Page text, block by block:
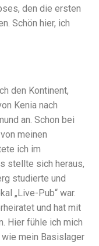
den die ersten
Schön hier, ich
den Kontinent,
Kenia nach
an. Schon bei
meinen
ich im
stellte sich heraus,
studierte und
„Live-Pub“ war.
und hat mit
Hier fühle ich mich
mein Basislager